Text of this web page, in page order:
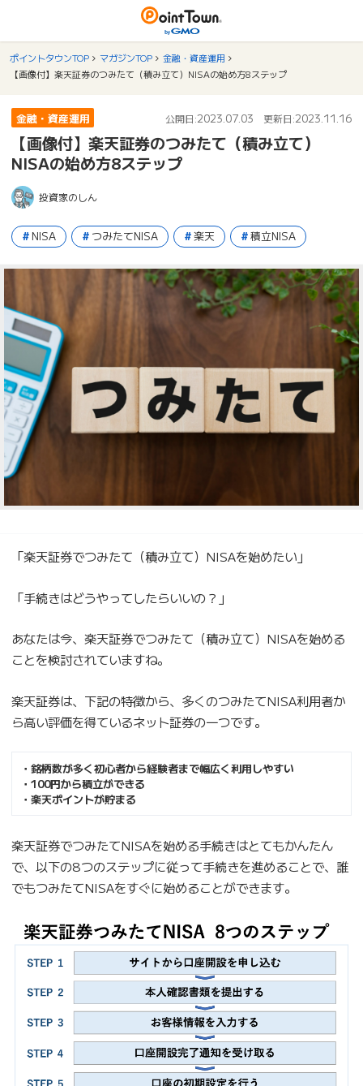
ポイントタウンTOP マガジンTOP
金融・資産運用
【画像付】楽天証券のつみたて（積み立て）NISAの始め方8ステップ
金融・資産運用 公開日:2023.07.03 更新日:2023.11.16
【画像付】楽天証券のつみたて（積み立て）
NISAの始め方8ステップ
投資家のしん
NISA つみたてNISA 楽天 積立NISA
「楽天証券でつみたて（積み立て）NISAを始めたい」
「手続きはどうやってしたらいいの？」
あなたは今、楽天証券でつみたて（積み立て）NISAを始める
ことを検討されていますね。
楽天証券は、下記の特徴から、多くのつみたてNISA利用者か
ら高い評価を得ているネット証券の一つです。
・銘柄数が多く初心者から経験者まで幅広く利用しやすい
・100円から積立ができる
・楽天ポイントが貯まる
楽天証券でつみたてNISAを始める手続きはとてもかんたん
で、以下の8つのステップに従って手続きを進めることで、誰
でもつみたてNISAをすぐに始めることができます。